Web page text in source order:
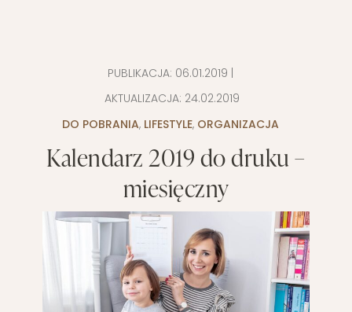
PUBLIKACJA: 06.01.2019 |
AKTUALIZACJA: 24.02.2019
DO POBRANIA, LIFESTYLE, ORGANIZACJA
Kalendarz 2019 do druku –
miesięczny